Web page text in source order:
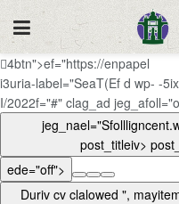
4btn">ef="https://enpapel
i3uria-label="SeaT(Ef d wp- -
I/2022f="#" clag_ad
ede="off">
Duriv cv clalowed ",